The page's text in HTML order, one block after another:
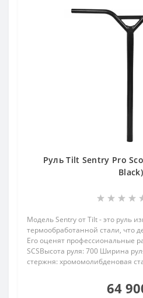
Руль Tilt Sentry Pro
Black)
Модель Sentry от Tilt - это руль
термообработанной стали, что
Его оценят профессиональные
SCSВысота руля: 700 Ширина
стержня: хромомолибденовая
64